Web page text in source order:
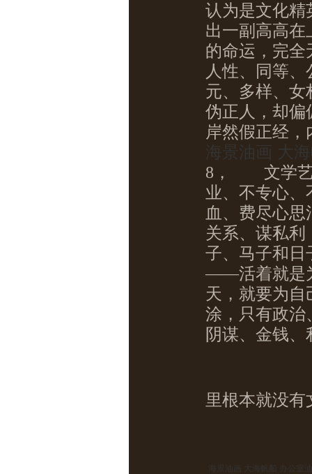
认为是文化精
出一副高高在
的命运，完全
人性、同等
元、多样、女
伪正人，却偏
岸然假正经
海景油画 大
8，
文学
业、不专心、
血、费尽心
关系、谋私
子、马子和日
——活着就是
天，就要为
涂，只有政治
阴谋、金钱
里根本就没有
海景油画 大海帆船 办公室